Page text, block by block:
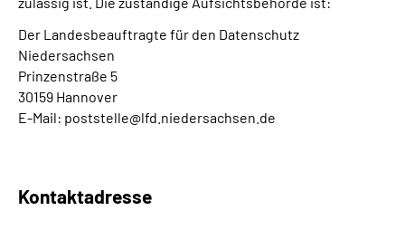
Der Landesbeauftragte für den Datenschutz
Niedersachsen
Prinzenstraße 5
30159 Hannover
E-Mail: poststelle@lfd.niedersachsen.de
Kontaktadresse